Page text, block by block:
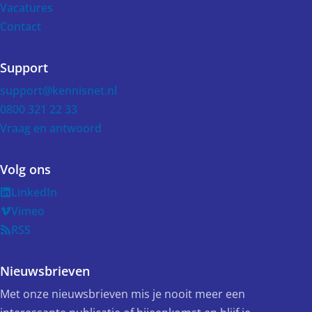
Vacatures
Contact
Support
support@kennisnet.nl
0800 321 22 33
Vraag en antwoord
Volg ons
LinkedIn
Vimeo
RSS
Nieuwsbrieven
Met onze nieuwsbrieven mis je nooit meer een